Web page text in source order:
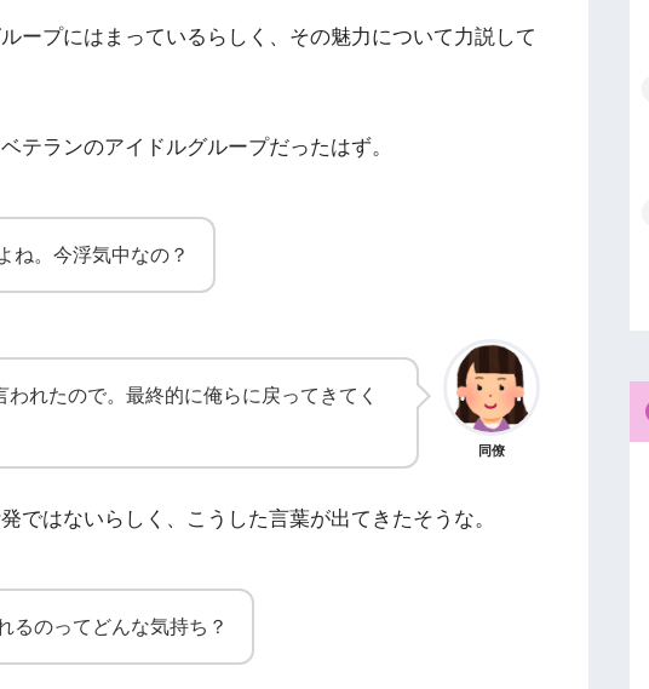
ープにはまっているらしく、その魅力について力説して
テランのアイドルグループだったはず。
。今浮気中なの？
同僚
われたので。最終的に俺らに戻ってきてく
ではないらしく、こうした言葉が出てきたそうな。
るのってどんな気持ち？